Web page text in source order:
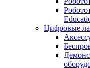
Цифровые